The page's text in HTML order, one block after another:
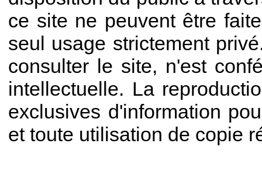
ce site ne peuvent être
seul usage strictement
consulter le site, n'est
intellectuelle. La
exclusives d'information
et toute utilisation de copie